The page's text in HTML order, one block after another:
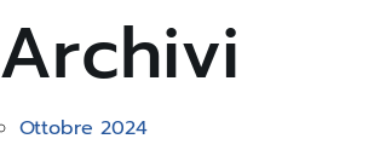
Archivi
Ottobre 2024